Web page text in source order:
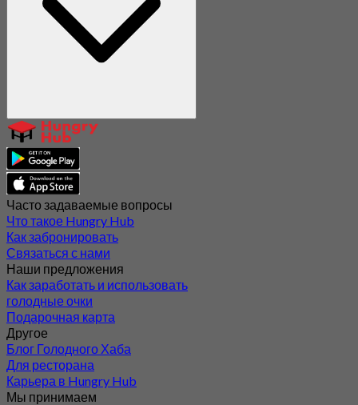
Часто задаваемые вопросы
Что такое Hungry Hub
Как забронировать
Связаться с нами
Наши предложения
Как заработать и использовать
голодные очки
Подарочная карта
Другое
Блог Голодного Хаба
Для ресторана
Карьера в Hungry Hub
Мы принимаем